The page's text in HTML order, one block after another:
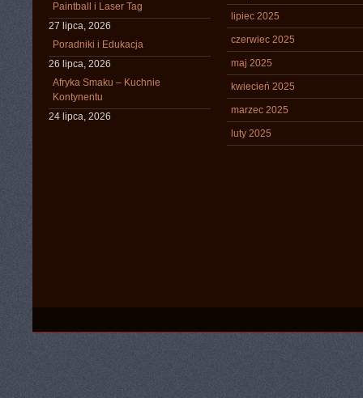
Paintball i Laser Tag
27 lipca, 2026
Poradniki i Edukacja
26 lipca, 2026
Afryka Smaku – Kuchnie
Kontynentu
24 lipca, 2026
lipiec 2025
czerwiec 2025
maj 2025
kwiecień 2025
marzec 2025
luty 2025